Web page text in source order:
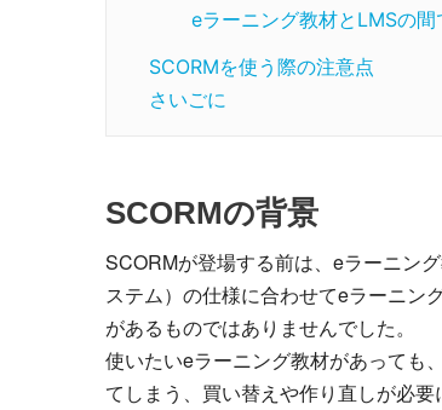
eラーニング教材とLMSの
SCORMを使う際の注意点
さいごに
SCORMの背景
SCORMが登場する前は、eラーニン
ステム）の仕様に合わせてeラーニン
があるものではありませんでした。
使いたいeラーニング教材があっても
てしまう、買い替えや作り直しが必要